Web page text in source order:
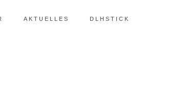
AKTUELLES DLHSTICK